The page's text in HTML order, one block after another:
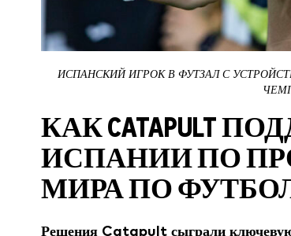
ИСПАНСКИЙ ИГРОК В ФУТЗАЛ С
КАК CATAPULT
ИСПАНИИ ПО
МИРА ПО
Решения Catapult сыграли